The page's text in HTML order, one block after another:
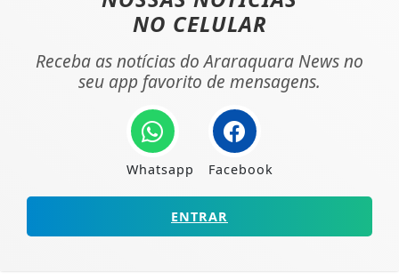
NO CELULAR
Receba as notícias do Araraquara News no
seu app favorito de mensagens.
Whatsapp Facebook
ENTRAR